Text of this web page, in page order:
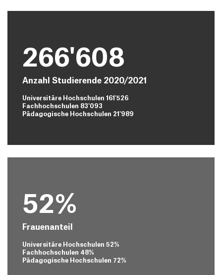
266'608
Anzahl Studierende 2020/2021
Universitäre Hochschulen 161'526
Fachhochschulen 83'093
Pädagogische Hochschulen 21'989
52%
Frauenanteil
Universitäre Hochschulen 52%
Fachhochschulen 48%
Pädagogische Hochschulen 72%